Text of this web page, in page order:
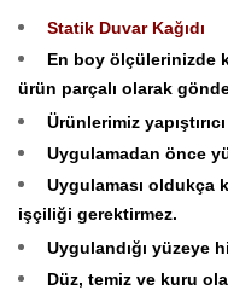
Statik Duvar Kağıdı
En boy ölçülerinizde
ürün parçalı olarak
Ürünlerimiz
Uygulamadan önce
Uygulaması oldukça
işçiliği gerektirmez.
Uygulandığı yüzeye
Düz, temiz ve kuru